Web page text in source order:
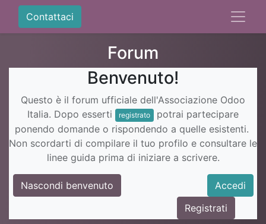
Contattaci
Forum
Benvenuto!
Questo è il forum ufficiale dell'Associazione Odoo
Italia. Dopo esserti
registrato
potrai partecipare
ponendo domande o rispondendo a quelle esistenti.
Non scordarti di compilare il tuo profilo e consultare le
linee guida prima di iniziare a scrivere.
Nascondi benvenuto
Accedi
Registrati